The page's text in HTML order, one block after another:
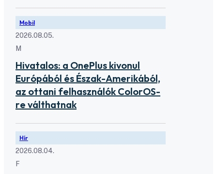
Mobil
2026.08.05.
M
Hivatalos: a OnePlus kivonul
Európából és Észak-Amerikából,
az ottani felhasználók ColorOS-
re válthatnak
Hír
2026.08.04.
F